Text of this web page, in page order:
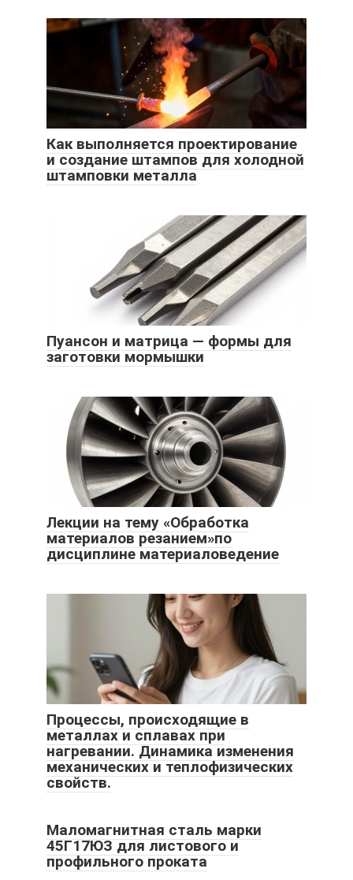
Как выполняется проектирование
и создание штампов для холодной
штамповки металла
Пуансон и матрица — формы для
заготовки мормышки
Лекции на тему «Обработка
материалов резанием»по
дисциплине материаловедение
Процессы, происходящие в
металлах и сплавах при
нагревании. Динамика изменения
механических и теплофизических
свойств.
Маломагнитная сталь марки
45Г17ЮЗ для листового и
профильного проката